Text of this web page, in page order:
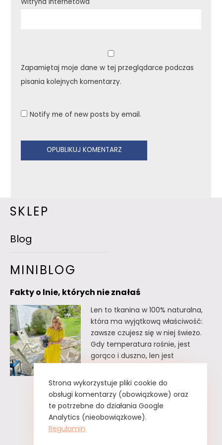
Witryna internetowa
Zapamiętaj moje dane w tej przeglądarce podczas
pisania kolejnych komentarzy.
Notify me of new posts by email.
SKLEP
Blog
MINIBLOG
Fakty o lnie, których nie znałaś
Len to tkanina w 100% naturalna,
która ma wyjątkową właściwość:
zawsze czujesz się w niej świeżo.
Gdy temperatura rośnie, jest
gorąco i duszno, len jest
faktów o lnie, których
prawdopodobnie nie znałaś. Fakty
o lnie, których nie znałaś Lnu nie
trzeba prasować. Wystarczy tzw.
Strona wykorzystuje pliki cookie do
obsługi komentarzy (obowiązkowe) oraz
te potrzebne do działania Google
Analytics (nieobowiązkowe).
Regulamin